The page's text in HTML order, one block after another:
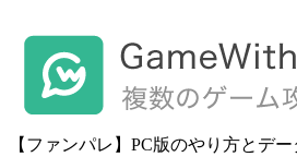
【ファンパレ】PC版のやり方とデ